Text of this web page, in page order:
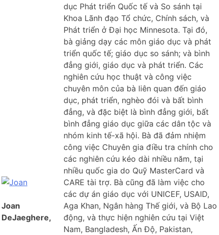
Joan
DeJaeghere,
dục Phát triển Quốc tế và So sánh tại
Khoa Lãnh đạo Tổ chức, Chính sách, và
Phát triển ở Đại học Minnesota. Tại đó,
bà giảng dạy các môn giáo dục và phát
triển quốc tế; giáo dục so sánh; và bình
đẳng giới, giáo dục và phát triển. Các
nghiên cứu học thuật và công việc
chuyên môn của bà liên quan đến giáo
dục, phát triển, nghèo đói và bất bình
đẳng, và đặc biệt là bình đẳng giới, bất
bình đẳng giáo dục giữa các dân tộc và
nhóm kinh tế-xã hội. Bà đã đảm nhiệm
công việc Chuyên gia điều tra chính cho
các nghiên cứu kéo dài nhiều năm, tại
nhiều quốc gia do Quỹ MasterCard và
CARE tài trợ. Bà cũng đã làm việc cho
các dự án giáo dục với UNICEF, USAID,
Aga Khan, Ngân hàng Thế giới, và Bộ Lao
động, và thực hiện nghiên cứu tại Việt
Nam, Bangladesh, Ấn Độ, Pakistan,